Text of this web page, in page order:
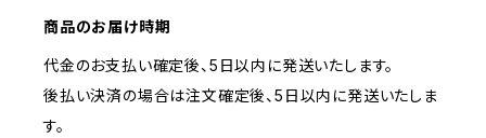
商品のお届け時期
代金のお支払い確定後、5日以内に発送いたします。
後払い決済の場合は注文確定後、5日以内に発送いたしま
す。